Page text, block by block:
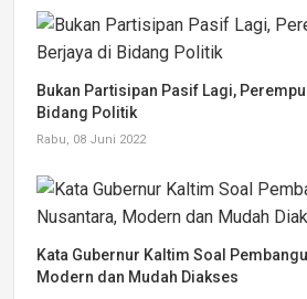
Bukan Partisipan Pasif Lagi,
Bidang Politik
Rabu, 08 Juni 2022
Kata Gubernur Kaltim Soal
Modern dan Mudah Diakses